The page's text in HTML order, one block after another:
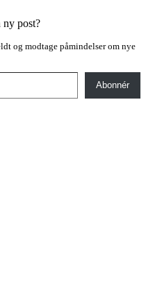
ny post?
og modtage påmindelser om nye
Abonnér